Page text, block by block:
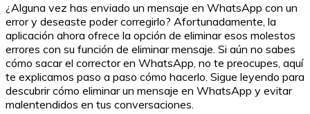
¿Alguna vez has enviado un mensaje en WhatsApp con un
error y deseaste poder corregirlo? Afortunadamente, la
aplicación ahora ofrece la opción de eliminar esos molestos
errores con su función de eliminar mensaje. Si aún no sabes
cómo sacar el corrector en WhatsApp, no te preocupes, aquí
te explicamos paso a paso cómo hacerlo. Sigue leyendo para
descubrir cómo eliminar un mensaje en WhatsApp y evitar
malentendidos en tus conversaciones.